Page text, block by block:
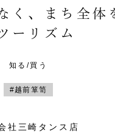
く、まち全体
ーリズム
知る/買う
#越前箪笥
社三崎タンス店